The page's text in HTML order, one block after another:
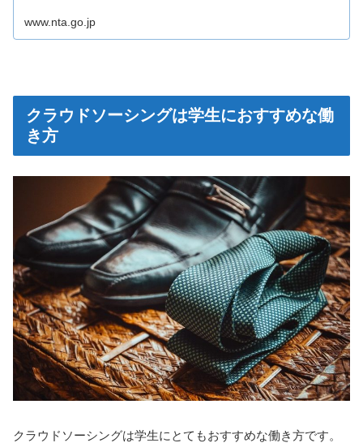
www.nta.go.jp
クラウドソーシングは学生におすすめな働
き方
クラウドソーシングは学生にとてもおすすめな働き方です。